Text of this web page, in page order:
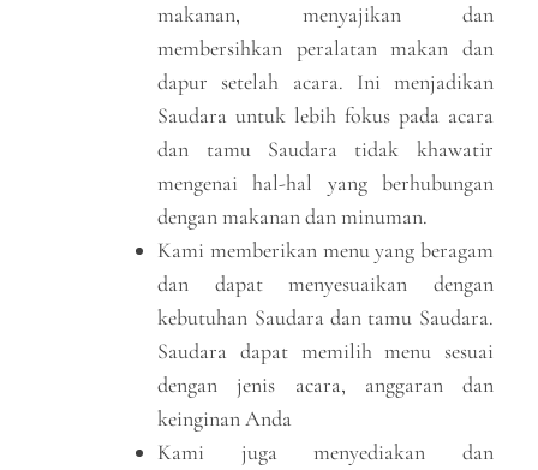
makanan, menyajikan dan
membersihkan peralatan makan dan
dapur setelah acara. Ini menjadikan
Saudara untuk lebih fokus pada acara
dan tamu Saudara tidak khawatir
mengenai hal-hal yang berhubungan
dengan makanan dan minuman.
Kami memberikan menu yang beragam
dan dapat menyesuaikan dengan
kebutuhan Saudara dan tamu Saudara.
Saudara dapat memilih menu sesuai
dengan jenis acara, anggaran dan
keinginan Anda
Kami juga menyediakan dan